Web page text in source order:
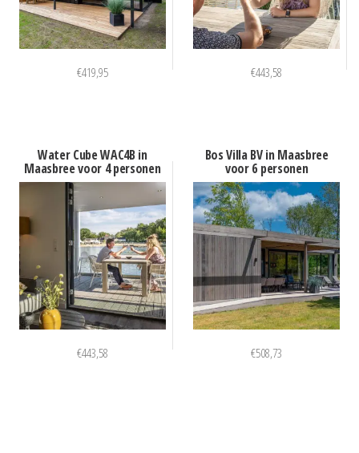
€419,95 €443,58
Water Cube WAC4B in
Maasbree voor 4 personen
€443,58
Bos Villa BV in Maasbree
voor 6 personen
€508,73